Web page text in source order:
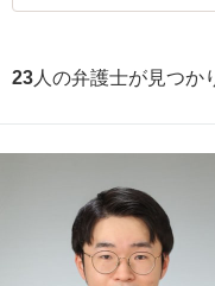
23 人の弁護士が見つか